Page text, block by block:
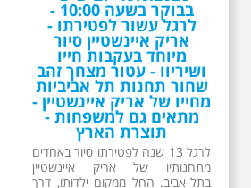
26.6.2026 - שישי בבוקר
ב 10:00 אריק איינשטיין
סיור מיוחד בעקבות חייו
ושיריו - עטור מצחך זהב
שחור תחנות תל אביביות
מחייו של אריק איינשטיין -
מתאים גם למשפחות -
תוצרת הארץ
13 שנים לפטירתו של זמר ענק. סיור
באחדים מתחנותיו של אריק איינשטיין
בתל-אביב. החל ממקום ילדותו, דרך
המקומות שהזכיר בשיריו. מקום